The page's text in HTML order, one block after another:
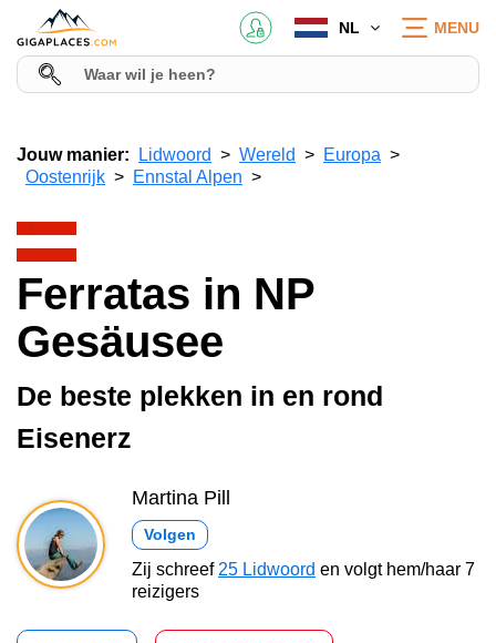
NL MENU
Jouw manier: Lidwoord Wereld
Europa
Oostenrijk
Ennstal Alpen
Ferratas in NP
Gesäusee
De beste plekken in en rond
Eisenerz
Martina Pill
Volgen
Zij schreef 25 Lidwoord en volgt hem/haar 7
reizigers